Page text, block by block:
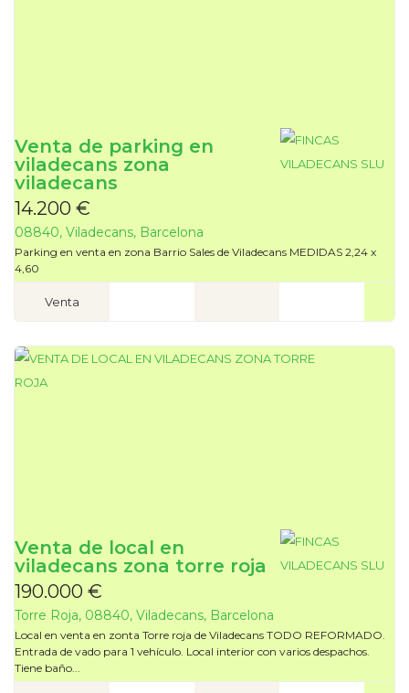
Venta de parking en
viladecans zona
viladecans
14.200 €
08840, Viladecans, Barcelona
Parking en venta en zona Barrio Sales de Viladecans MEDIDAS 2,24 x
4,60
Venta
Venta de local en
viladecans zona torre roja
190.000 €
Torre Roja, 08840, Viladecans, Barcelona
Local en venta en zonta Torre roja de Viladecans TODO REFORMADO.
Entrada de vado para 1 vehículo. Local interior con varios despachos.
Tiene baño...